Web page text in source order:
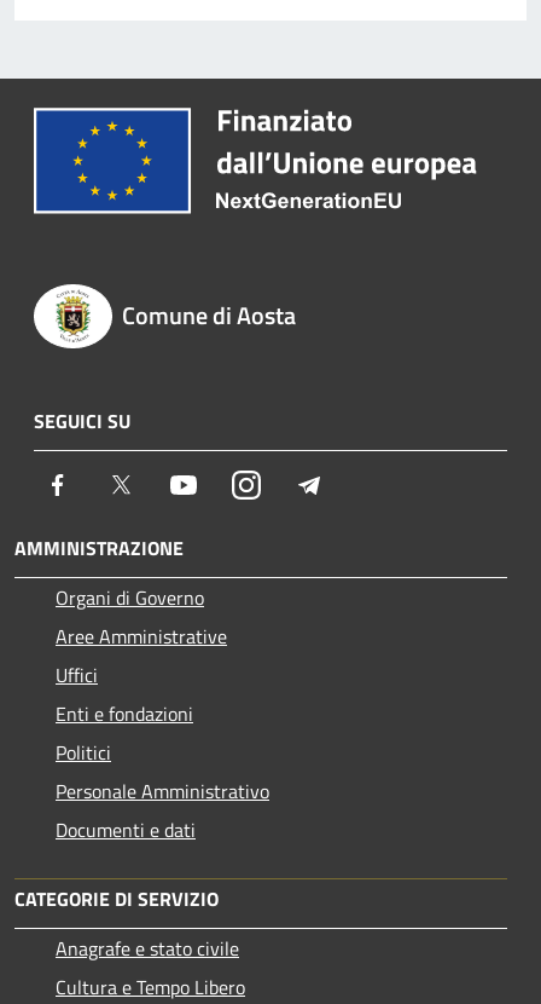
Comune di Aosta
SEGUICI SU
Facebook Twitter YoutubeInstagram
AMMINISTRAZIONE
Organi di Governo
Aree Amministrative
Uffici
Enti e fondazioni
Politici
Personale Amministrativo
Documenti e dati
CATEGORIE DI SERVIZIO
Anagrafe e stato civile
Cultura e Tempo Libero